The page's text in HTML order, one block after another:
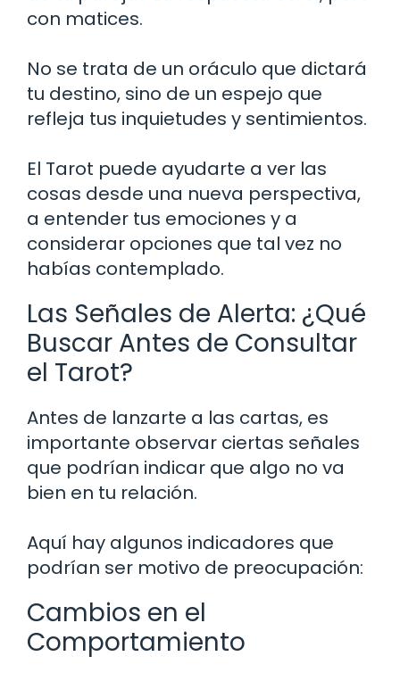
con matices.
No se trata de un oráculo que dictará
tu destino, sino de un espejo que
refleja tus inquietudes y sentimientos.
El Tarot puede ayudarte a ver las
cosas desde una nueva perspectiva,
a entender tus emociones y a
considerar opciones que tal vez no
habías contemplado.
Las Señales de Alerta: ¿Qué
Buscar Antes de Consultar
el Tarot?
Antes de lanzarte a las cartas, es
importante observar ciertas señales
que podrían indicar que algo no va
bien en tu relación.
Aquí hay algunos indicadores que
podrían ser motivo de preocupación:
Cambios en el
Comportamiento